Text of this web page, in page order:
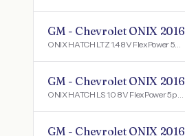
GM - Chevrolet ONIX 2016
ONIX HATCH LTZ 1.4 8V FlexPower 5p Mec.
GM - Chevrolet ONIX 2016
ONIX HATCH LS 1.0 8V FlexPower 5p Mec.
GM - Chevrolet ONIX 2016